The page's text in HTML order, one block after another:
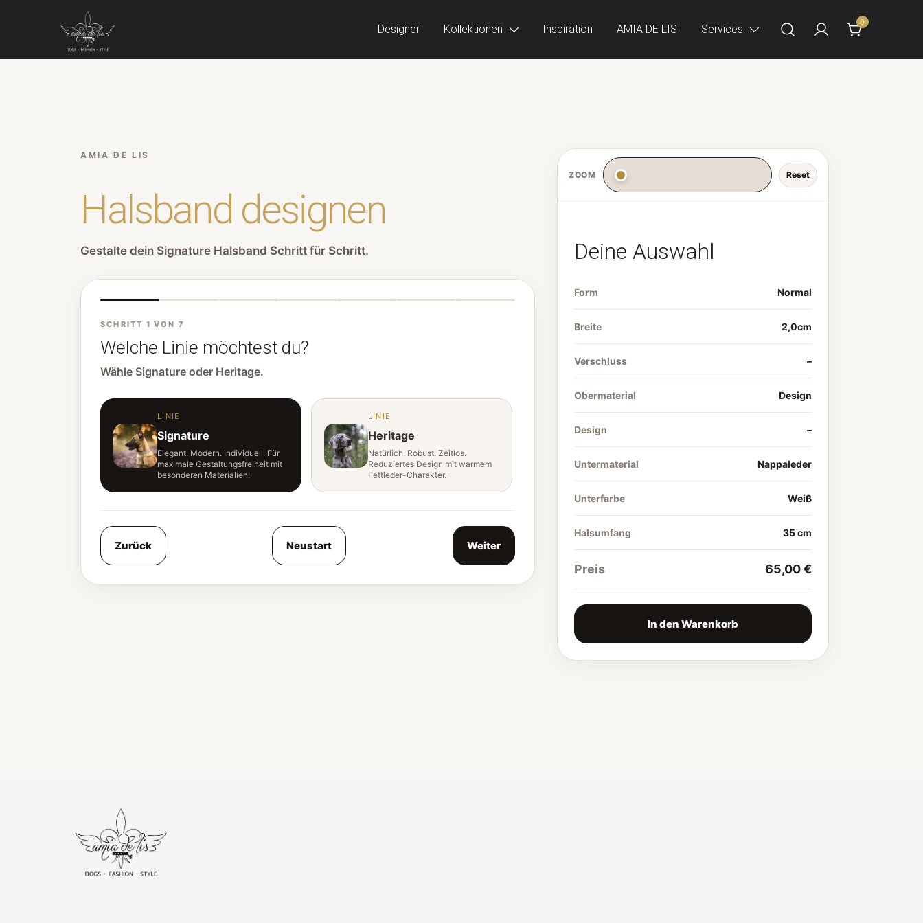
Designer Kollektionen Inspiration AMIA DE LIS Services
0
AMIA DE LIS
Halsband designen
Gestalte dein Signature Halsband Schritt für Schritt.
SCHRITT 1 VON 7
Welche Linie möchtest du?
Wähle Signature oder Heritage.
LINIE
Signature
Elegant. Modern. Individuell. Für
maximale Gestaltungsfreiheit mit
besonderen Materialien.
LINIE
Heritage
Natürlich. Robust. Zeitlos.
Reduziertes Design mit warmem
Fettleder-Charakter.
Zurück Neustart Weiter
ZOOM Reset
Deine Auswahl
Form Normal
Breite 2,0cm
Verschluss –
Obermaterial Design
Design –
Untermaterial Nappaleder
Unterfarbe Weiß
Halsumfang 35 cm
Preis 65,00 €
In den Warenkorb